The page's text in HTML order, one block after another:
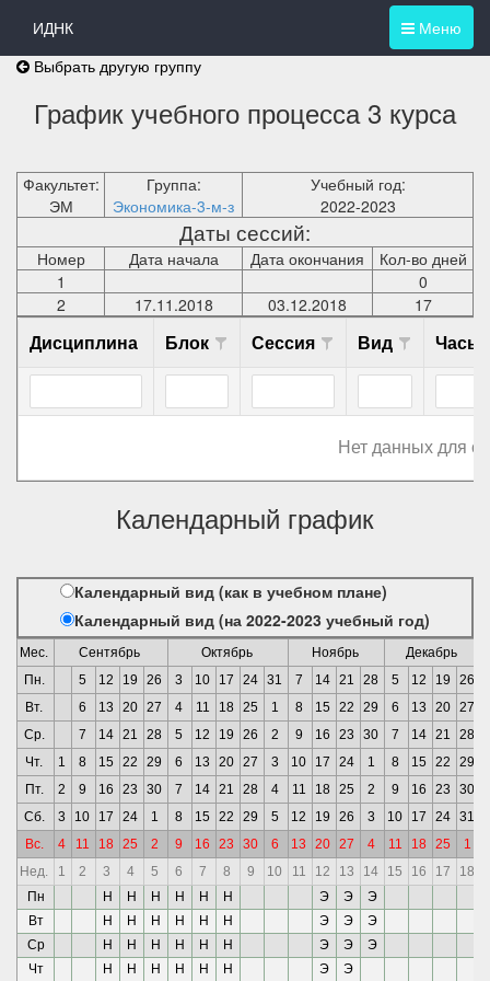
Меню
ИДНК
Выбрать другую группу
График учебного процесса 3 курса
Факультет:
ЭМ
Группа:
Экономика-3-м-з
Учебный год:
2022-2023
Даты сессий:
Номер Дата начала Дата окончания
Кол-во дней
1
0
2
17.11.2018 03.12.2018 17
Дисциплина Блок Сессия Вид Часы
Нет данных для
Календарный график
Календарный вид (как в учебном плане)
Календарный вид (на 2022-2023 учебный год)
Мес. Сентябрь Октябрь Ноябрь
Декабрь
Пн.
5 12 19 26 3 10 17 24 31 7 14 21 28 5 12 19 26
Вт.
6 13 20 27 4 11 18 25 1 8 15 22 29 6 13 20 27
Ср.
7 14 21 28 5 12 19 26 2 9 16 23 30 7 14 21 28
Чт.
1 8 15 22 29 6 13 20 27 3 10 17 24 1 8 15 22 29
Пт.
2 9 16 23 30 7 14 21 28 4 11 18 25 2 9 16 23 30
Сб.
3 10 17 24 1 8 15 22 29 5 12 19 26 3 10 17 24 31
Вс.
4 11 18 25 2 9 16 23 30 6 13 20 27 4 11 18 25 1
Нед.
1 2 3 4 5 6 7 8 9 10 11 12 13 14 15 16 17 18
Пн
Н Н Н Н Н Н Э Э
Э
Вт
Н Н Н Н Н Н Э Э
Э
Ср
Н Н Н Н Н Н Э Э
Э
Чт
Н Н Н Н Н Н Э Э